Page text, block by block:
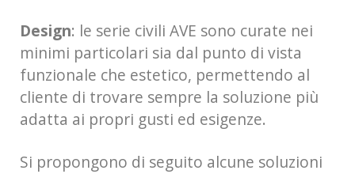
Design: le serie civili AVE sono curate nei
minimi particolari sia dal punto di vista
funzionale che estetico, permettendo al
cliente di trovare sempre la soluzione più
adatta ai propri gusti ed esigenze.
Si propongono di seguito alcune soluzioni